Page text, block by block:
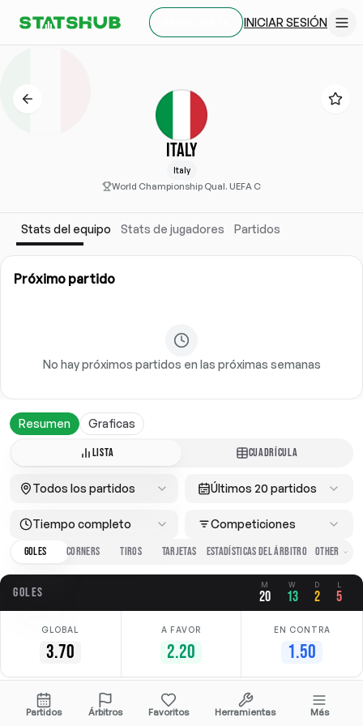
INICIAR SESIÓN
ITALY
Italy
World Championship Qual. UEFA C
Stats del equipo Stats de jugadores Partidos
Próximo partido
No hay próximos partidos en las próximas semanas
Resumen Graficas
LISTA CUADRÍCULA
Todos los partidos Últimos 20 partidos
Tiempo completo
Competiciones
GOLES
CORNERS TIROS TARJETAS ESTADÍSTICAS DEL ÁRBITRO
GOLES M
20
W
13
D
2
L
5
GLOBAL
3.70
A FAVOR
2.20
EN CONTRA
1.50
Fecha Casa Fuera Competición
Partidos Árbitros Favoritos Herramientas Más